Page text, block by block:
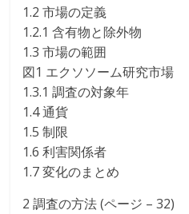
1.2 市場の定義
1.2.1 含有物と除外物
1.3 市場の範囲
図1 エクソソーム研究市場
1.3.1 調査の対象年
1.4 通貨
1.5 制限
1.6 利害関係者
1.7 変化のまとめ
2 調査の方法 (ページ – 32)